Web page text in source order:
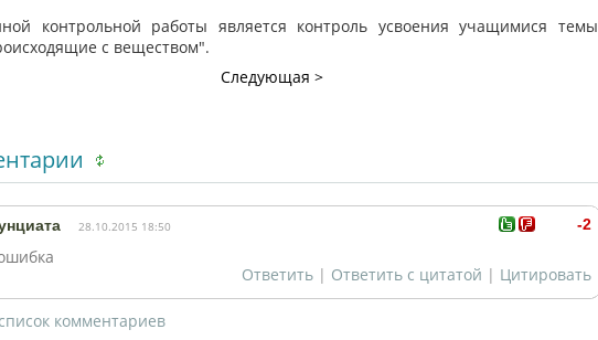
контрольной работы является контроль усвоения учащимися темы
с веществом".
Следующая >
-2
28.10.2015 18:50
Ответить | Ответить с цитатой | Цитировать
комментариев